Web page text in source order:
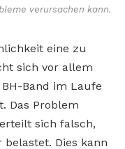
verursachen kann.
eine zu
sich vor allem
Band im Laufe
Das Problem
sich falsch,
Dies kann